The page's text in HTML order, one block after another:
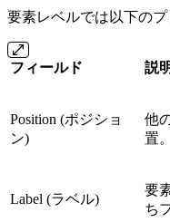
要素レベルでは以下の
フィールド 説
Position (ポジショ
ン)
他
置。
Label (ラベル)
要
ち